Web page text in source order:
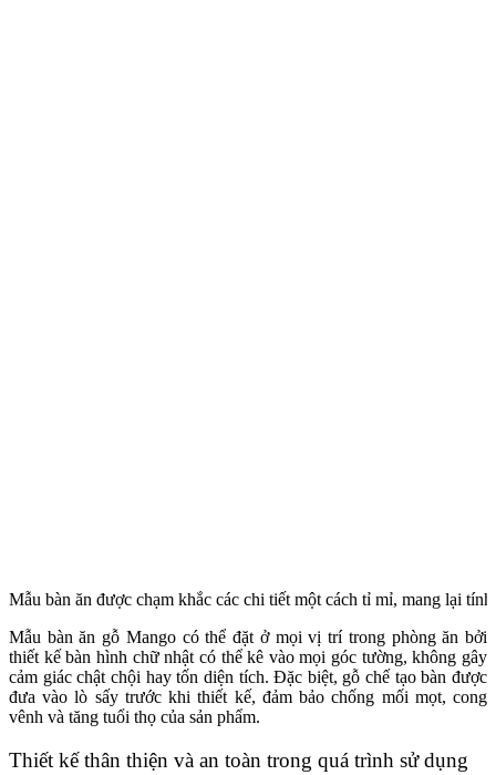
Mẫu bàn ăn được chạm khắc các chi tiết một cách tỉ mỉ, mang lại
Mẫu bàn ăn gỗ Mango có thể đặt ở mọi vị trí trong phòng ăn bởi
thiết kế bàn hình chữ nhật có thể kê vào mọi góc tường, không gây
cảm giác chật chội hay tốn diện tích. Đặc biệt, gỗ chế tạo bàn được
đưa vào lò sấy trước khi thiết kế, đảm bảo chống mối mọt, cong
vênh và tăng tuổi thọ của sản phẩm.
Thiết kế thân thiện và an toàn trong quá trình sử dụng